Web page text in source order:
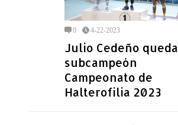
0 4-22-2023
Julio Cedeño queda
subcampeón
Campeonato de
Halterofilia 2023